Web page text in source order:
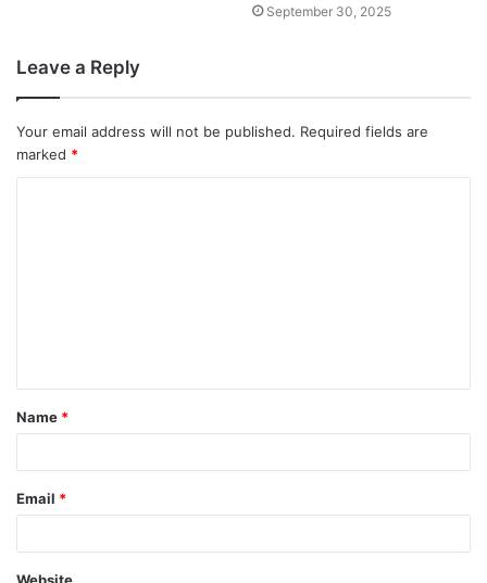
September 30, 2025
Leave a Reply
Your email address will not be published. Required fields are
marked *
Name *
Email *
Website